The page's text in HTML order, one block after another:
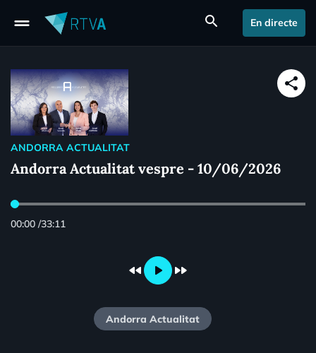
drag_handle search En directe
share
ANDORRA ACTUALITAT
Andorra Actualitat vespre - 10/06/2026
00:00 /33:11
fast_rewind play_arrow fast_forward
Andorra Actualitat